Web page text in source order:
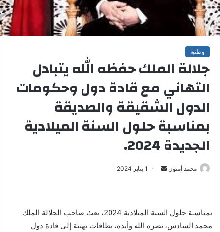
وطنية
جلالة الملك حفظه الله يتبادل
التهاني مع قادة دول وحكومات
الدول الشقيقة والصديقة
بمناسبة حلول السنة الميلادية
الجديدة 2024.
محمد أمنون
ب
ر
1 يناير 2024
بمناسبة حلول السنة الميلادية 2024، بعث صاحب الجلالة الملك
محمد السادس، نصره الله وأيده، بطاقات تهنئة إلى قادة دول